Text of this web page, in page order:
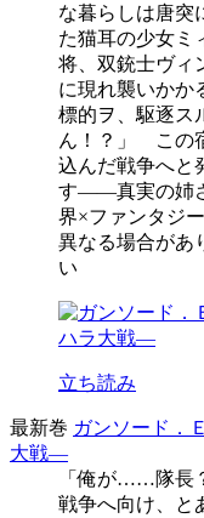
な暮らしは唐突
た猫耳の少女ミ
将、双銃士ヴィ
に現れ襲いか
標的ヲ、駆逐
ん！？」 この
込んだ戦争へと
す――真実の姉
界×ファンタジ
異なる場合があ
い
立ち読み
最新巻 ガンソード．
大戦―
「俺が……隊長
戦争へ向け、と